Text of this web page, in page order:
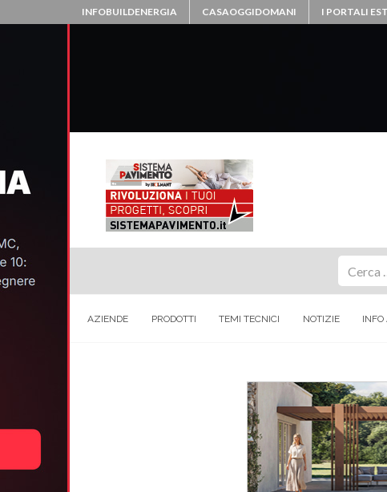
INFOBUILDENERGIA CASAOGGIDOMANI I PORTALI
AZIENDE PRODOTTI TEMI TECNICI NOTIZIE INFO